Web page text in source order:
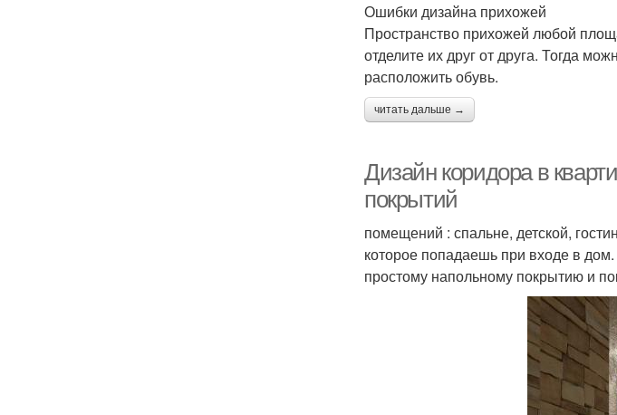
Ошибки дизайна прихожей
Пространство прихожей любой
отделите их друг от друга. Тогда
расположить обувь.
читать дальше →
Дизайн коридора в
покрытий
помещений : спальне, детской,
которое попадаешь при входе в
простому напольному покрытию и